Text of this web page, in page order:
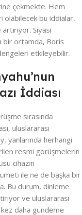
çekmekte. Hem
olabilecek bu iddialar,
Siyasi
bir ortamda, Boris
etkileyebilir.
İddiası
sırasında
uluslararası
yanlarında herhangi
resmi görüşmelerin
cihazın
ile ne de başka bir
Bu durum, dinleme
ve uluslararası
daha gündeme